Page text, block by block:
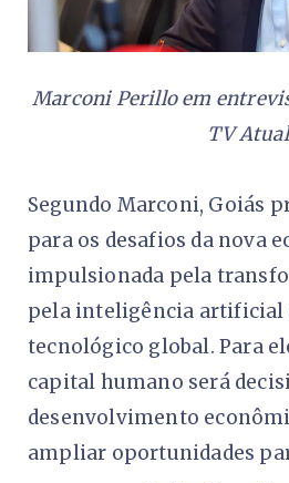
Marconi Perillo em
TV Atual
Segundo Marconi, Goiás
para os desafios da nova
impulsionada pela
pela inteligência artificial
tecnológico global. Para
capital humano será
desenvolvimento
ampliar oportunidades